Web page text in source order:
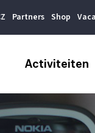
Partners Shop
Activiteiten